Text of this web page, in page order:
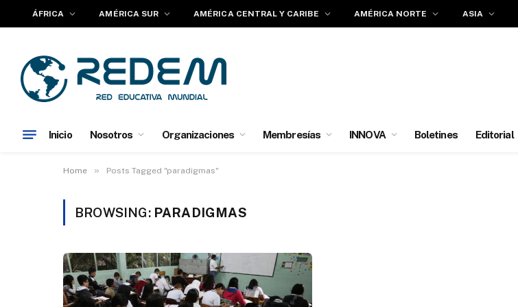
ÁFRICA AMÉRICA SUR AMÉRICA CENTRAL Y CARIBE AMÉRICA NORTE ASIA
Inicio Nosotros Organizaciones Membresías INNOVA Boletines Editorial
Home » Posts Tagged "paradigmas"
BROWSING: PARADIGMAS